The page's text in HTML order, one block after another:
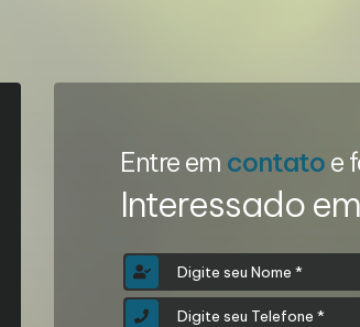
Entre em contato e
Interessado